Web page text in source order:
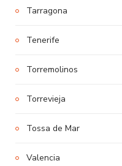
Tarragona
Tenerife
Torremolinos
Torrevieja
Tossa de Mar
Valencia